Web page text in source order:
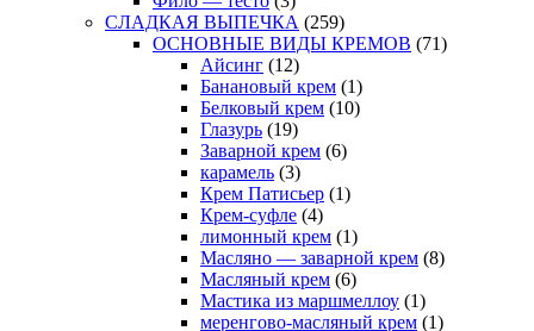
СЛАДКАЯ ВЫПЕЧКА (259)
ОСНОВНЫЕ ВИДЫ КРЕМОВ (71)
Айсинг (12)
Банановый крем (1)
Белковый крем (10)
Глазурь (19)
Заварной крем (6)
карамель (3)
Крем Патисьер (1)
Крем-суфле (4)
лимонный крем (1)
Масляно — заварной крем (8)
Масляный крем (6)
Мастика из маршмеллоу (1)
меренгово-масляный крем (1)